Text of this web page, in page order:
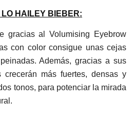
HAILEY BIEBER:
gracias al Volumising Eyebrow
con color consigue unas cejas
Además, gracias a sus
crecerán más fuertes, densas y
tonos, para potenciar la mirada